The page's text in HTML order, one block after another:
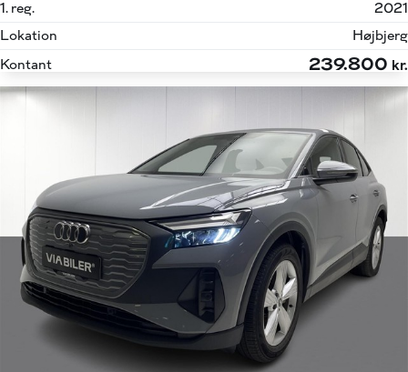
1. reg.
2021
Lokation
Højbjerg
Kontant
239.800 kr.